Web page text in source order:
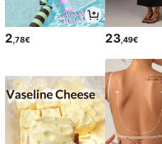
2,78€ 23,49€